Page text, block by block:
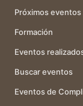
Próximos eventos
Formación
Eventos
Buscar eventos
Eventos de